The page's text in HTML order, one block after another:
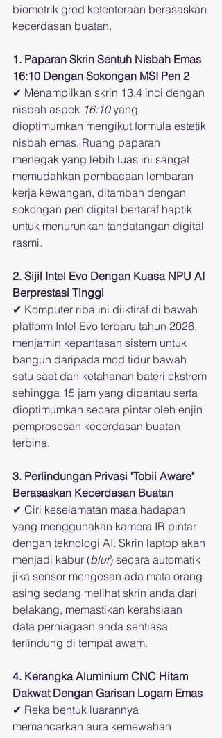
biometrik gred ketenteraan berasaskan
kecerdasan buatan.
1. Paparan Skrin Sentuh Nisbah Emas
16:10 Dengan Sokongan MSI Pen 2
✔ Menampilkan skrin 13.4 inci dengan
nisbah aspek 16:10 yang
dioptimumkan mengikut formula estetik
nisbah emas. Ruang paparan
menegak yang lebih luas ini sangat
memudahkan pembacaan lembaran
kerja kewangan, ditambah dengan
sokongan pen digital bertaraf haptik
untuk menurunkan tandatangan digital
rasmi.
2. Sijil Intel Evo Dengan Kuasa NPU AI
Berprestasi Tinggi
✔ Komputer riba ini diiktiraf di bawah
platform Intel Evo terbaru tahun 2026,
menjamin kepantasan sistem untuk
bangun daripada mod tidur bawah
satu saat dan ketahanan bateri ekstrem
sehingga 15 jam yang dipantau serta
dioptimumkan secara pintar oleh enjin
pemprosesan kecerdasan buatan
terbina.
3. Perlindungan Privasi "Tobii Aware"
Berasaskan Kecerdasan Buatan
✔ Ciri keselamatan masa hadapan
yang menggunakan kamera IR pintar
dengan teknologi AI. Skrin laptop akan
menjadi kabur (blur) secara automatik
jika sensor mengesan ada mata orang
asing sedang melihat skrin anda dari
belakang, memastikan kerahsiaan
data perniagaan anda sentiasa
terlindung di tempat awam.
4. Kerangka Aluminium CNC Hitam
Dakwat Dengan Garisan Logam Emas
✔ Reka bentuk luarannya
memancarkan aura kemewahan